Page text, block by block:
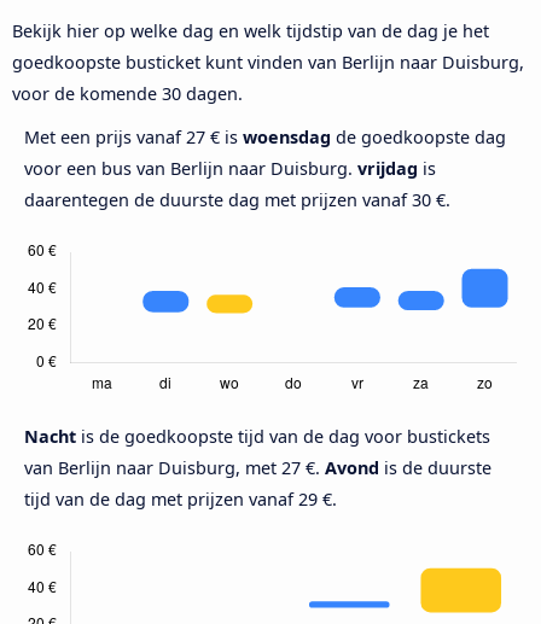
Bekijk hier op welke dag en welk tijdstip van de dag je het
goedkoopste busticket kunt vinden van Berlijn naar Duisburg,
voor de komende 30 dagen.
Met een prijs vanaf 27 € is woensdag de goedkoopste dag
voor een bus van Berlijn naar Duisburg. vrijdag is
daarentegen de duurste dag met prijzen vanaf 30 €.
Nacht is de goedkoopste tijd van de dag voor bustickets
van Berlijn naar Duisburg, met 27 €. Avond is de duurste
tijd van de dag met prijzen vanaf 29 €.